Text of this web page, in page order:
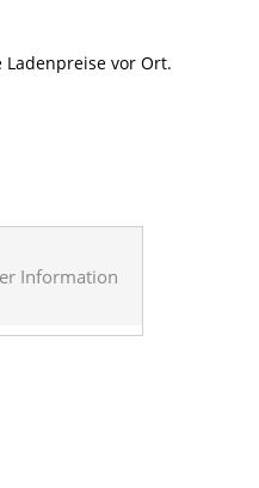
vor Ort.
Information